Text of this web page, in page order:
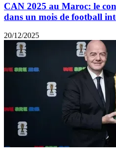
CAN 2025 au Maroc: le
dans un mois de football
20/12/2025